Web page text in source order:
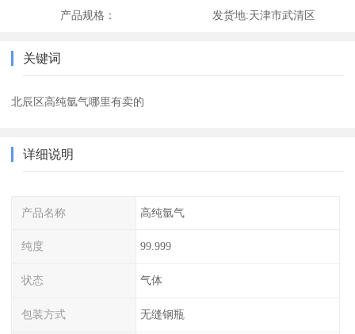
产品规格： 发货地:天津市武清区
关键词
北辰区高纯氩气哪里有卖的
详细说明
产品名称 高纯氩气
纯度 99.999
状态 气体
包装方式 无缝钢瓶